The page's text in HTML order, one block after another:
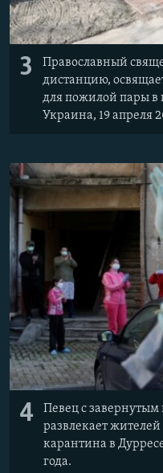
3
Православный
дистанцию,
для пожилой пары в
Украина, 19 апреля
4
Певец с
развлекает
карантина в
года.